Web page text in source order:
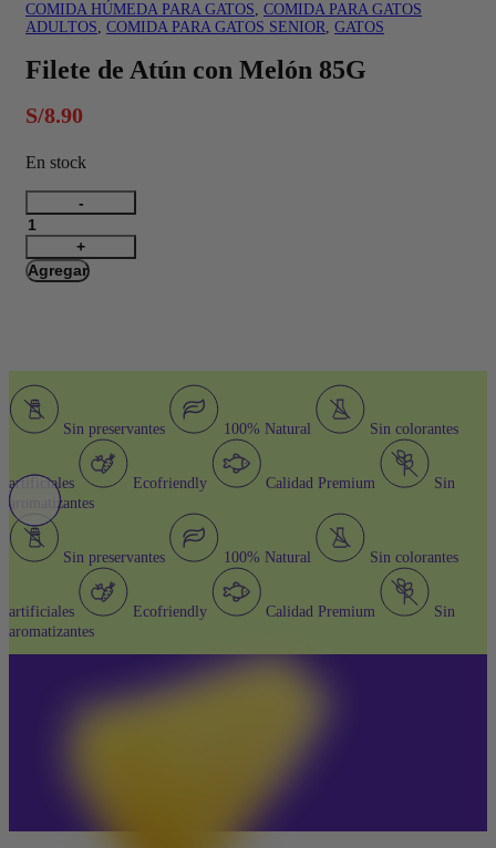
COMIDA HÚMEDA PARA GATOS, COMIDA PARA GATOS
ADULTOS, COMIDA PARA GATOS SENIOR, GATOS
Filete de Atún con Melón 85G
S/8.90
En stock
de
Atún
con
Agregar
Sin preservantes 100% Natural Sin colorantes
artificiales Ecofriendly Calidad Premium
Sin
aromatizantes
Sin preservantes 100% Natural Sin colorantes
artificiales Ecofriendly Calidad Premium
Sin
aromatizantes